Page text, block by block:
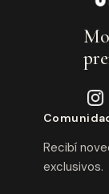
Recibí
exclusivos.